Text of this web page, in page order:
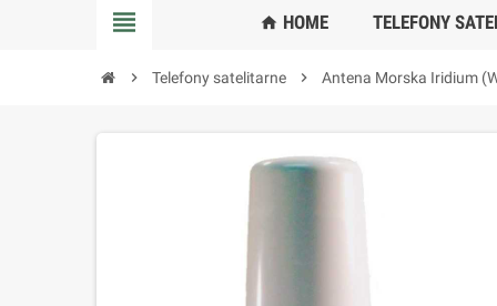
view_headline home HOME TELEFONY
chevron_right Telefony satelitarne chevron_right Antena Morska Iridium